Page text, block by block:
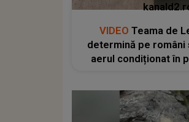
VIDEO Teama de
determină pe români
aerul condiționat în